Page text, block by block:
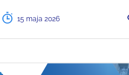
15 maja 2026